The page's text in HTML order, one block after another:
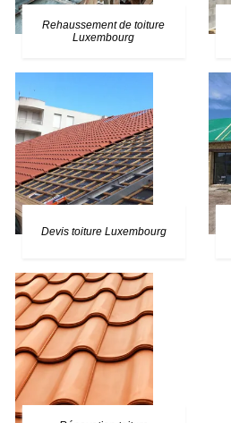
Rehaussement de toiture
Luxembourg
Devis toiture Luxembourg